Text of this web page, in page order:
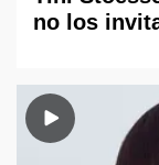
no los